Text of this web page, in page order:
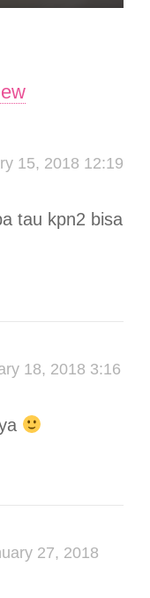
15, 2018 12:19
tau kpn2 bisa
18, 2018 3:16
27, 2018